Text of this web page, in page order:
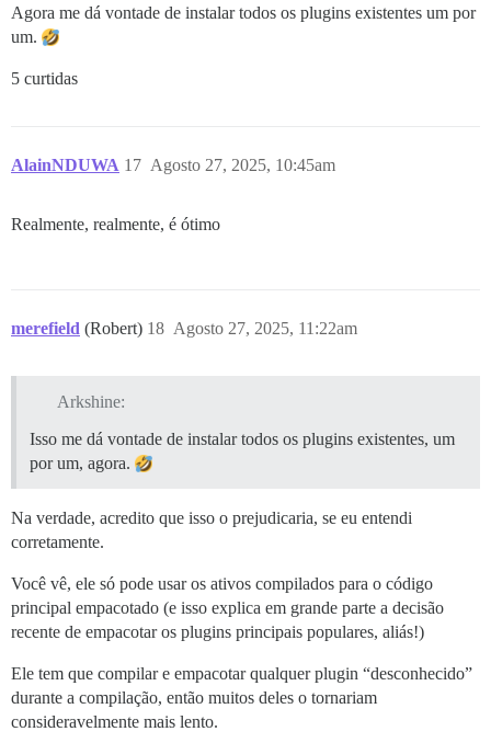
Agora me dá vontade de instalar todos os plugins existentes um por
um.
5 curtidas
AlainNDUWA Agosto 27, 2025, 10:45am
17
Realmente, realmente, é ótimo
merefield (Robert) Agosto 27, 2025, 11:22am
18
Arkshine:
Isso me dá vontade de instalar todos os plugins existentes, um
por um, agora.
Na verdade, acredito que isso o prejudicaria, se eu entendi
corretamente.
Você vê, ele só pode usar os ativos compilados para o código
principal empacotado (e isso explica em grande parte a decisão
recente de empacotar os plugins principais populares, aliás!)
Ele tem que compilar e empacotar qualquer plugin “desconhecido”
durante a compilação, então muitos deles o tornariam
consideravelmente mais lento.